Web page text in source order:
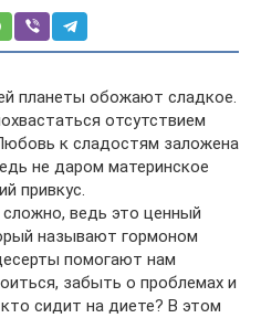
планеты обожают сладкое.
отсутствием
к сладостям заложена
не даром материнское
привкус.
ведь это ценный
называют гормоном
помогают нам
забыть о проблемах и
сидит на диете? В этом